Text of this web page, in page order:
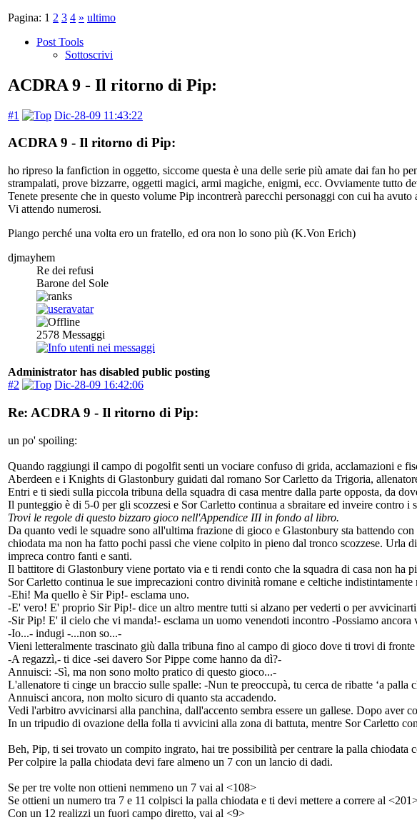
Pagina: 1 2 3 4 » ultimo
Post Tools
Sottoscrivi
ACDRA 9 - Il ritorno di Pip:
#1 Dic-28-09 11:43:22
ACDRA 9 - Il ritorno di Pip:
ho ripreso la fanfiction in oggetto, siccome questa è una delle serie più amate dai fan ho
strampalati, prove bizzarre, oggetti magici, armi magiche, enigmi, ecc. Ovviamente tutto
Tenete presente che in questo volume Pip incontrerà parecchi personaggi con cui ha
Vi attendo numerosi.
Piango perché una volta ero un fratello, ed ora non lo sono più (K.Von Erich)
djmayhem
Re dei refusi
Barone del Sole
2578 Messaggi
Administrator has disabled public posting
#2
Dic-28-09 16:42:06
Re: ACDRA 9 - Il ritorno di Pip:
un po' spoiling:
Quando raggiungi il campo di pogolfit senti un vociare confuso di grida, acclamazioni e
Aberdeen e i Knights di Glastonbury guidati dal romano Sor Carletto da Trigoria,
Entri e ti siedi sulla piccola tribuna della squadra di casa mentre dalla parte opposta, da
Il punteggio è di 5-0 per gli scozzesi e Sor Carletto continua a sbraitare ed inveire
Trovi le regole di questo bizzaro gioco nell'Appendice III in fondo al libro.
Da quanto vedi le squadre sono all'ultima frazione di gioco e Glastonbury sta battendo
chiodata ma non ha fatto pochi passi che viene colpito in pieno dal tronco scozzese.
impreca contro fanti e santi.
Il battitore di Glastonbury viene portato via e ti rendi conto che la squadra di casa non ha
Sor Carletto continua le sue imprecazioni contro divinità romane e celtiche
-Ehi! Ma quello è Sir Pip!- esclama uno.
-E' vero! E' proprio Sir Pip!- dice un altro mentre tutti si alzano per vederti o per
-Sir Pip! E' il cielo che vi manda!- esclama un uomo venendoti incontro -Possiamo ancora
-Io...- indugi -...non so...-
Vieni letteralmente trascinato giù dalla tribuna fino al campo di gioco dove ti trovi di
-A regazzì,- ti dice -sei davero Sor Pippe come hanno da dì?-
Annuisci: -Sì, ma non sono molto pratico di questo gioco...-
L'allenatore ti cinge un braccio sulle spalle: -Nun te preoccupà, tu cerca de ribatte ‘a
Annuisci ancora, non molto sicuro di quanto sta accadendo.
Vedi l'arbitro avvicinarsi alla panchina, dall'accento sembra essere un gallese. Dopo
In un tripudio di ovazione della folla ti avvicini alla zona di battuta, mentre Sor Carletto
Beh, Pip, ti sei trovato un compito ingrato, hai tre possibilità per centrare la palla chiodata
Per colpire la palla chiodata devi fare almeno un 7 con un lancio di dadi.
Se per tre volte non ottieni nemmeno un 7 vai al <108>
Se ottieni un numero tra 7 e 11 colpisci la palla chiodata e ti devi mettere a correre al
Con un 12 realizzi un fuori campo diretto, vai al <9>